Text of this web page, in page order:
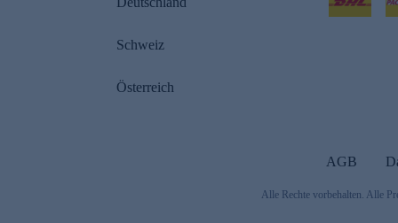
Schweiz
Österreich
AGB
Alle Rechte vorbehalten. Alle